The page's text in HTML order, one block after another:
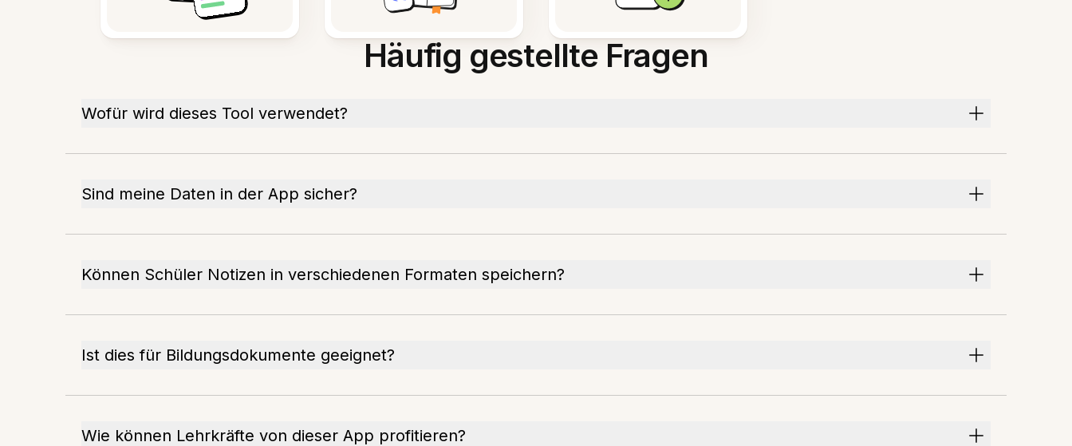
Häufig gestellte Fragen
Wofür wird dieses Tool verwendet?
Sind meine Daten in der App sicher?
Können Schüler Notizen in verschiedenen Formaten speichern?
Ist dies für Bildungsdokumente geeignet?
Wie können Lehrkräfte von dieser App profitieren?